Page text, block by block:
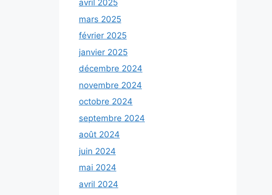
avril 2025
mars 2025
février 2025
janvier 2025
décembre 2024
novembre 2024
octobre 2024
septembre 2024
août 2024
juin 2024
mai 2024
avril 2024